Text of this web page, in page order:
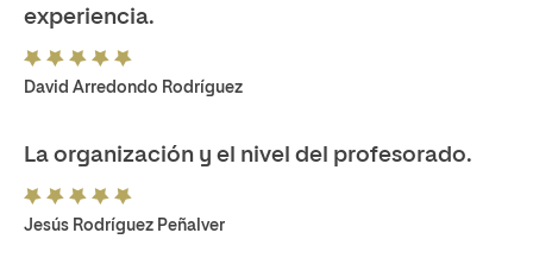
experiencia.
David Arredondo Rodríguez
La organización y el nivel del profesorado.
Jesús Rodríguez Peñalver